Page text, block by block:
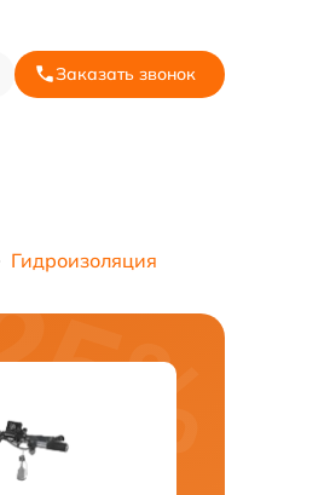
Заказать звонок
Гидроизоляция